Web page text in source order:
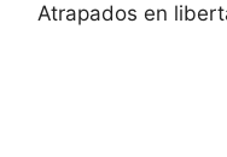
Atrapados en